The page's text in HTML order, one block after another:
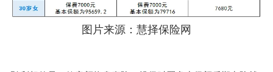
图片来源：慧择保险网